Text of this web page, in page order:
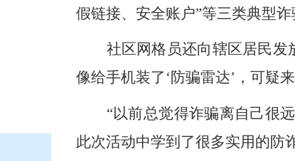
假链接、安全账户”等三类典型
社区网格员还向辖区居民发
像给手机装了‘防骗雷达’，可疑
“以前总觉得诈骗离自己很
此次活动中学到了很多实用的防